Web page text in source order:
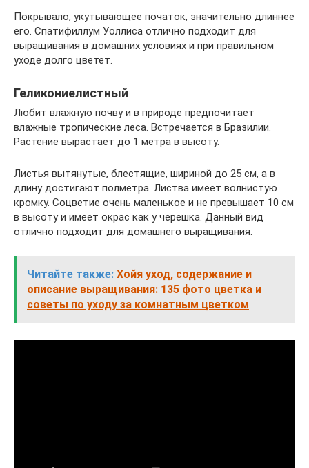
Покрывало, укутывающее початок, значительно длиннее
его. Спатифиллум Уоллиса отлично подходит для
выращивания в домашних условиях и при правильном
уходе долго цветет.
Геликониелистный
Любит влажную почву и в природе предпочитает
влажные тропические леса. Встречается в Бразилии.
Растение вырастает до 1 метра в высоту.
Листья вытянутые, блестящие, шириной до 25 см, а в
длину достигают полметра. Листва имеет волнистую
кромку. Соцветие очень маленькое и не превышает 10 см
в высоту и имеет окрас как у черешка. Данный вид
отлично подходит для домашнего выращивания.
Читайте также: Хойя уход, содержание и
описание выращивания: 135 фото цветка и
советы по уходу за комнатным цветком